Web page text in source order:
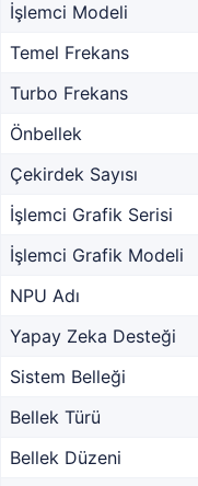
İşlemci Modeli
Temel Frekans
Turbo Frekans
Önbellek
Çekirdek Sayısı
İşlemci Grafik Serisi
İşlemci Grafik Modeli
NPU Adı
Yapay Zeka Desteği
Sistem Belleği
Bellek Türü
Bellek Düzeni